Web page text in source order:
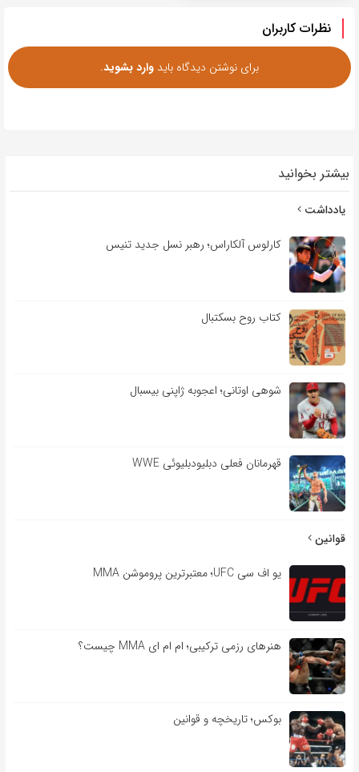
نظرات کاربران
برای نوشتن دیدگاه باید وارد بشوید.
بیشتر بخوانید
یادداشت
کارلوس آلکاراس؛ رهبر نسل جدید تنیس
کتاب روح بسکتبال
شوهی اوتانی؛ اعجوبه ژاپنی بیسبال
قهرمانان فعلی دبلیودبلیوئی WWE
قوانین
یو اف سی UFC؛ معتبرترین پروموشن MMA
هنرهای رزمی ترکیبی؛ ام ام ای MMA چیست؟
بوکس؛ تاریخچه و قوانین